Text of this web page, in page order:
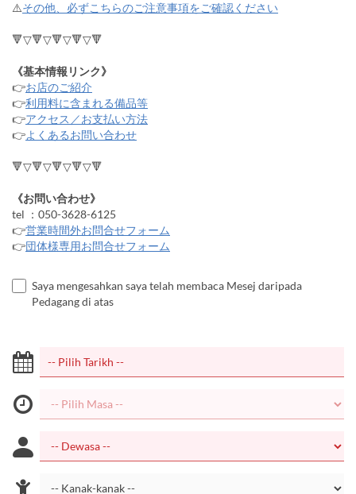
⚠️その他、必ずこちらのご注意事項をご確認ください
🔻▽🔻▽🔻▽🔻▽🔻
《基本情報リンク》
👉お店のご紹介
👉利用料に含まれる備品等
👉アクセス／お支払い方法
👉よくあるお問い合わせ
🔻▽🔻▽🔻▽🔻▽🔻
《お問い合わせ》
tel ：050-3628-6125
👉営業時間外お問合せフォーム
👉団体様専用お問合せフォーム
Saya mengesahkan saya telah membaca Mesej daripada
Pedagang di atas